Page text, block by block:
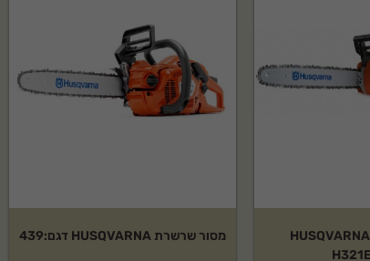
מסור שרשרת HUSQVARNA
מסור שרשרת HUSQVARNA דגם:439